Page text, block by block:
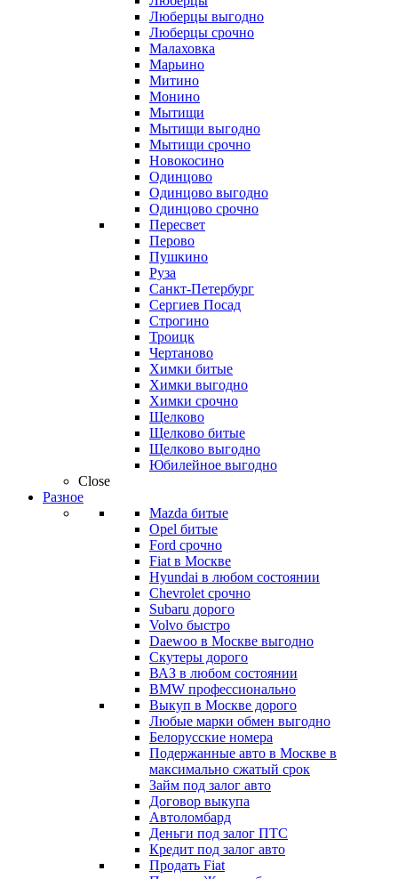
Люберцы выгодно
Люберцы срочно
Малаховка
Марьино
Митино
Монино
Мытищи
Мытищи выгодно
Мытищи срочно
Новокосино
Одинцово
Одинцово выгодно
Одинцово срочно
Пересвет
Перово
Пушкино
Руза
Санкт-Петербург
Сергиев Посад
Строгино
Троицк
Чертаново
Химки битые
Химки выгодно
Химки срочно
Щелково
Щелково битые
Щелково выгодно
Юбилейное выгодно
Close
Разное
Mazda битые
Opel битые
Ford срочно
Fiat в Москве
Hyundai в любом состоянии
Chevrolet срочно
Subaru дорого
Volvo быстро
Daewoo в Москве выгодно
Скутеры дорого
ВАЗ в любом состоянии
BMW профессионально
Выкуп в Москве дорого
Любые марки обмен выгодно
Белорусские номера
Подержанные авто в Москве в
максимально сжатый срок
Займ под залог авто
Договор выкупа
Автоломбард
Деньги под залог ПТС
Кредит под залог авто
Продать Fiat